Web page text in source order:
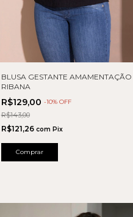
BLUSA GESTANTE AMAMENTAÇÃO
RIBANA
R$129,00 -10% OFF
R$143,00
R$121,26 com Pix
Comprar